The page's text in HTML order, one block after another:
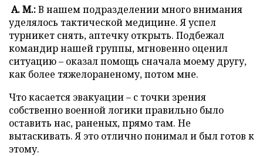
А. М.:В нашем подразделении много внимания
уделялось тактической медицине. Я успел
турникет снять, аптечку открыть. Подбежал
командир нашей группы, мгновенно оценил
ситуацию – оказал помощь сначала моему другу,
как более тяжелораненому, потом мне.
Что касается эвакуации – с точки зрения
собственно военной логики правильно было
оставить нас, раненых, прямо там. Не
вытаскивать. Я это отлично понимал и был готов к
этому.